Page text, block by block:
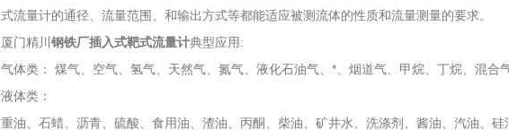
式流量计的通径、流量范围、和输出方式等都能适应被测流体的性质和流量测量的要求。
厦门精川 钢铁厂插入式靶式流量计典型应用:
气体类： 煤气、空气、氢气、天然气、氮气、液化石油气、*、烟道气、甲烷、丁烷、混合气
液体类：
重油、石蜡、沥青、硫酸、食用油、渣油、丙酮、柴油、矿井水、洗涤剂、酱油、汽油、